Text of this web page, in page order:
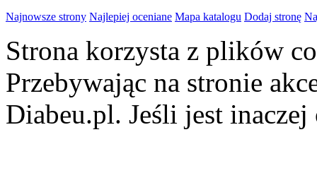
Najnowsze strony Najlepiej oceniane Mapa katalogu Dodaj stronę
Strona korzysta z plików
Przebywając na stronie
Diabeu.pl. Jeśli jest inaczej